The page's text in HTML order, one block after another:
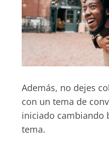
Además, no dejes
con un tema de
iniciado cambiando
tema.